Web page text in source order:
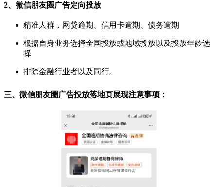
2、 微信朋友圈广告定向投放
精准人群，网贷逾期、信用卡逾期、债务逾期
根据自身业务选择全国投放或地域投放以及投放年龄选
择
排除金融行业者以及同行。
三、微信朋友圈广告投放落地页展现注意事项：